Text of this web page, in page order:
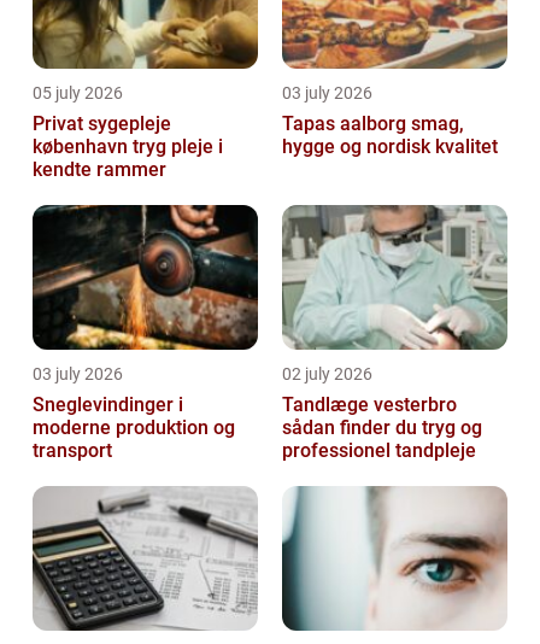
05 july 2026
Privat sygepleje
københavn tryg pleje i
kendte rammer
03 july 2026
Tapas aalborg smag,
hygge og nordisk kvalitet
03 july 2026
Sneglevindinger i
moderne produktion og
transport
02 july 2026
Tandlæge vesterbro
sådan finder du tryg og
professionel tandpleje